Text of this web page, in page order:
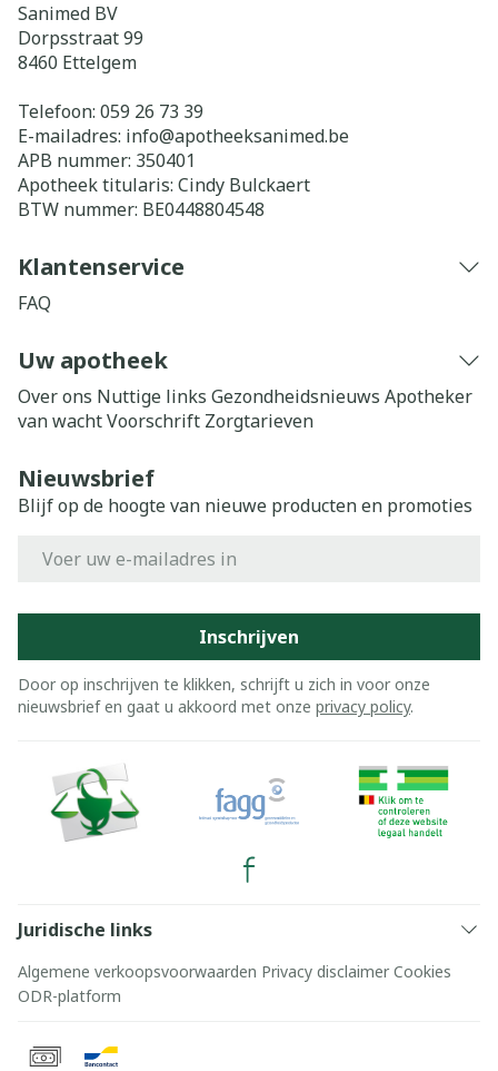
Sanimed BV
Dorpsstraat 99
8460 Ettelgem
Telefoon: 059 26 73 39
E-mailadres: info@apotheeksanimed.be
APB nummer: 350401
Apotheek titularis: Cindy Bulckaert
BTW nummer: BE0448804548
Klantenservice
FAQ
Uw apotheek
Over ons Nuttige links Gezondheidsnieuws Apotheker
van wachtVoorschrift Zorgtarieven
Nieuwsbrief
Blijf op de hoogte van nieuwe producten en promoties
Inschrijven
Door op inschrijven te klikken, schrijft u zich in voor onze
nieuwsbrief en gaat u akkoord met onze privacy policy.
Juridische links
Algemene verkoopsvoorwaarden Privacy disclaimer Cookies
ODR-platform